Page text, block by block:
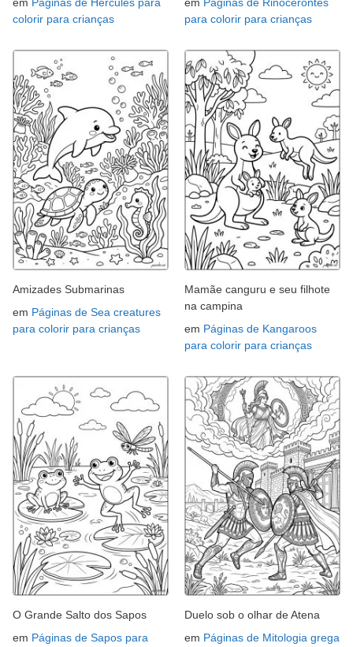
em Páginas de Hércules para
colorir para crianças
em Páginas de Rinocerontes
para colorir para crianças
Amizades Submarinas
em Páginas de Sea creatures
para colorir para crianças
Mamãe canguru e seu filhote
na campina
em Páginas de Kangaroos
para colorir para crianças
O Grande Salto dos Sapos
em Páginas de Sapos para
Duelo sob o olhar de Atena
em Páginas de Mitologia grega